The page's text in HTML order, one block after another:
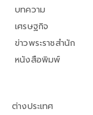
บทความ
เศรษฐกิจ
ข่าวพระราชสำนัก
หนังสือพิมพ์
ต่างประเทศ